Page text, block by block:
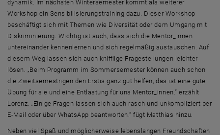
dynamik. Im nächsten Wintersemester kommt als weiterer
Workshop ein Sensibilisierungstraining dazu. Dieser Workshop
beschäftigt sich mit Themen wie Diversität oder dem Umgang mit
Diskriminierung. Wichtig ist auch, dass sich die Mentor_innen
untereinander kennenlernen und sich regelmäßig austauschen. Auf
diesem Weg lassen sich auch knifflige Fragestellungen leichter
lösen. „Beim Programm im Sommersemester können auch schon
die Zweitsemestrigen den Erstis ganz gut helfen, das ist eine gute
Übung für sie und eine Entlastung für uns Mentor_innen.“ erzählt
Lorenz. „Einige Fragen lassen sich auch rasch und unkompliziert per
E-Mail oder über WhatsApp beantworten.“ fügt Matthias hinzu.
Neben viel Spaß und möglicherweise lebenslangen Freundschaften